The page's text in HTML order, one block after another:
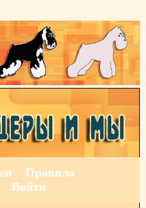
Правила
Войти